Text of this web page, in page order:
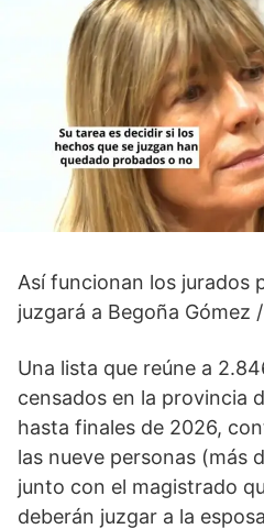
Así funcionan los jurados
juzgará a Begoña Gómez /
Una lista que reúne a
censados en la provincia
hasta finales de 2026,
las nueve personas (más
junto con el magistrado
deberán juzgar a la